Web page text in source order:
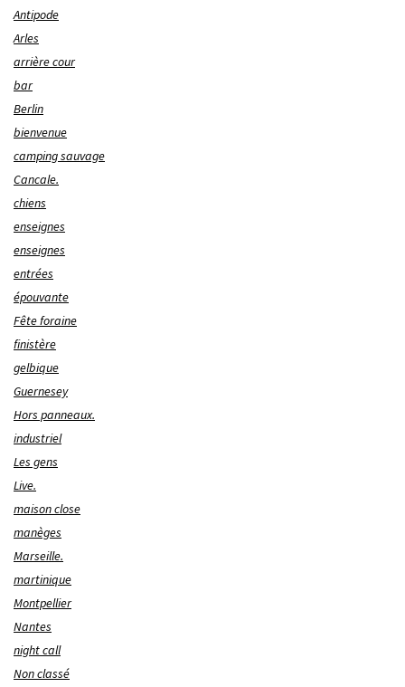
Antipode
Arles
arrière cour
bar
Berlin
bienvenue
camping sauvage
Cancale.
chiens
enseignes
enseignes
entrées
épouvante
Fête foraine
finistère
gelbique
Guernesey
Hors panneaux.
industriel
Les gens
Live.
maison close
manèges
Marseille.
martinique
Montpellier
Nantes
night call
Non classé